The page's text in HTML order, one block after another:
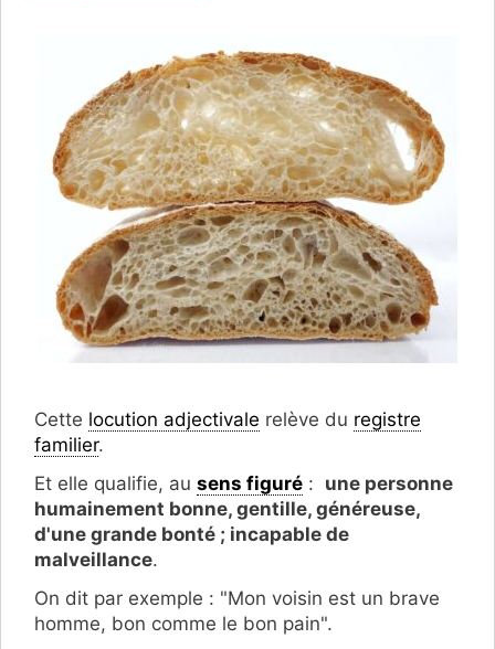
Cette locution adjectivale relève du registre
familier.
Et elle qualifie, au sens figuré : une personne
humainement bonne, gentille, généreuse,
d'une grande bonté ; incapable de
malveillance.
On dit par exemple : "Mon voisin est un brave
homme, bon comme le bon pain".